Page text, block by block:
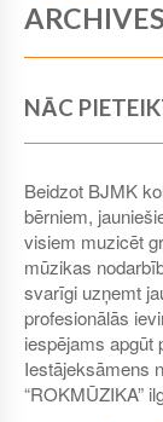
NĀC
Beidzot BJMK
bērniem,
visiem muzicēt
mūzikas
svarīgi uzņemt
profesionālās
iespējams apgūt
Iestājeksāmens
“ROKMŪZIKA”